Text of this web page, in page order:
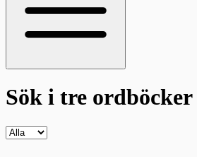
Sök i tre ordböcker